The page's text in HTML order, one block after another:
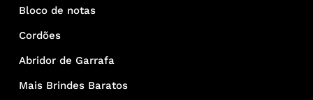
Bloco de notas
Cordões
Abridor de Garrafa
Mais Brindes Baratos